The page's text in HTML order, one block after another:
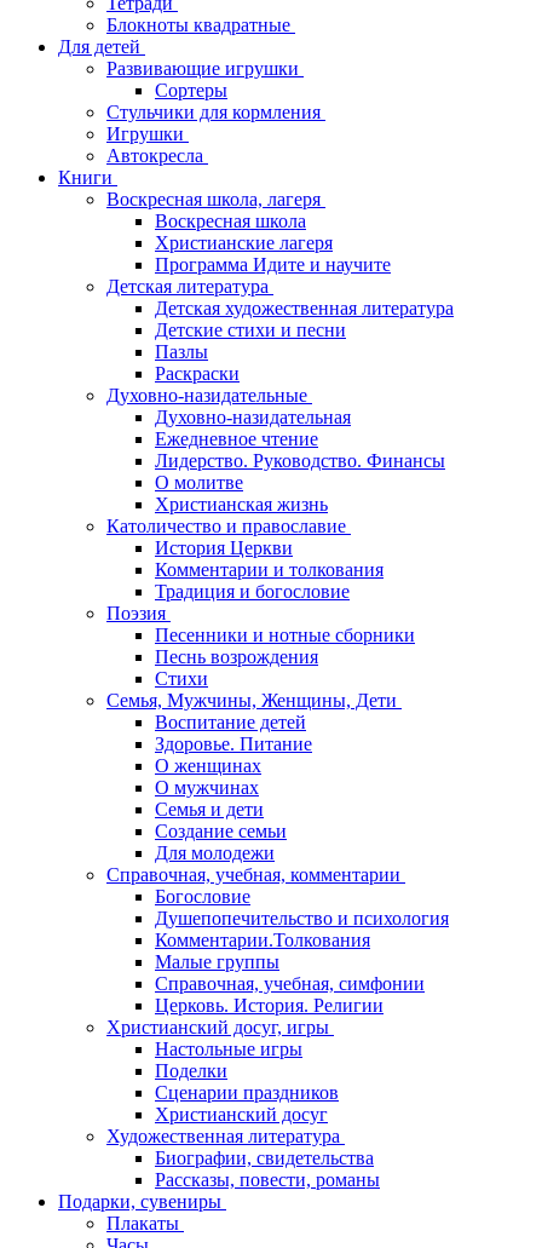
Блокноты квадратные
Для детей
Развивающие игрушки
Сортеры
Стульчики для кормления
Игрушки
Автокресла
Книги
Воскресная школа, лагеря
Воскресная школа
Христианские лагеря
Программа Идите и научите
Детская литература
Детская художественная литература
Детские стихи и песни
Пазлы
Раскраски
Духовно-назидательные
Духовно-назидательная
Ежедневное чтение
Лидерство. Руководство. Финансы
О молитве
Христианская жизнь
Католичество и православие
История Церкви
Комментарии и толкования
Традиция и богословие
Поэзия
Песенники и нотные сборники
Песнь возрождения
Стихи
Семья, Мужчины, Женщины, Дети
Воспитание детей
Здоровье. Питание
О женщинах
О мужчинах
Семья и дети
Создание семьи
Для молодежи
Справочная, учебная, комментарии
Богословие
Душепопечительство и психология
Комментарии.Толкования
Малые группы
Справочная, учебная, симфонии
Церковь. История. Религии
Христианский досуг, игры
Настольные игры
Поделки
Сценарии праздников
Христианский досуг
Художественная литература
Биографии, свидетельства
Рассказы, повести, романы
Подарки, сувениры
Плакаты